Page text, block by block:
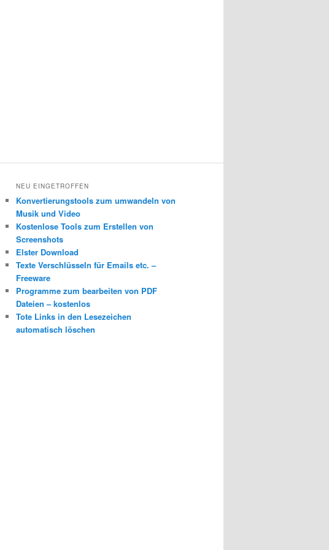
NEU EINGETROFFEN
Konvertierungstools zum umwandeln von
Musik und Video
Kostenlose Tools zum Erstellen von
Screenshots
Elster Download
Texte Verschlüsseln für Emails etc. –
Freeware
Programme zum bearbeiten von PDF
Dateien – kostenlos
Tote Links in den Lesezeichen
automatisch löschen